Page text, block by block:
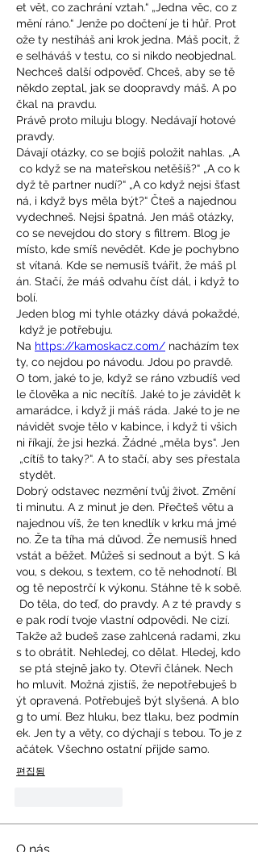
et vět, co zachrání vztah.“ „Jedna věc, co z
mění ráno.“ Jenže po dočtení je ti hůř. Prot
ože ty nestíháš ani krok jedna. Máš pocit, ž
e selháváš v testu, co si nikdo neobjednal.
Nechceš další odpověď. Chceš, aby se tě
někdo zeptal, jak se doopravdy máš. A po
čkal na pravdu.
Právě proto miluju blogy. Nedávají hotové
pravdy.
Dávají otázky, co se bojíš položit nahlas. „A
co když se na mateřskou netěšíš?“ „A co k
dyž tě partner nudí?“ „A co když nejsi šťast
ná, i když bys měla být?“ Čteš a najednou
vydechneš. Nejsi špatná. Jen máš otázky,
co se nevejdou do story s filtrem. Blog je
místo, kde smíš nevědět. Kde je pochybno
st vítaná. Kde se nemusíš tvářit, že máš pl
án. Stačí, že máš odvahu číst dál, i když to
bolí.
Jeden blog mi tyhle otázky dává pokaždé,
když je potřebuju.
Na https://kamoskacz.com/ nacházím tex
ty, co nejdou po návodu. Jdou po pravdě.
O tom, jaké to je, když se ráno vzbudíš ved
le člověka a nic necítíš. Jaké to je závidět k
amarádce, i když ji máš ráda. Jaké to je ne
návidět svoje tělo v kabince, i když ti všich
ni říkají, že jsi hezká. Žádné „měla bys“. Jen
„cítíš to taky?“. A to stačí, aby ses přestala
stydět.
Dobrý odstavec nezmění tvůj život. Změní
ti minutu. A z minut je den. Přečteš větu a
najednou víš, že ten knedlík v krku má jmé
no. Že ta tíha má důvod. Že nemusíš hned
vstát a běžet. Můžeš si sednout a být. S ká
vou, s dekou, s textem, co tě nehodnotí. Bl
og tě nepostrčí k výkonu. Stáhne tě k sobě.
Do těla, do teď, do pravdy. A z té pravdy s
e pak rodí tvoje vlastní odpovědi. Ne cizí.
Takže až budeš zase zahlcená radami, zku
s to obrátit. Nehledej, co dělat. Hledej, kdo
se ptá stejně jako ty. Otevři článek. Nech
ho mluvit. Možná zjistíš, že nepotřebuješ b
ýt opravená. Potřebuješ být slyšená. A blo
g to umí. Bez hluku, bez tlaku, bez podmín
ek. Jen ty a věty, co dýchají s tebou. To je z
ačátek. Všechno ostatní přijde samo.
편집됨